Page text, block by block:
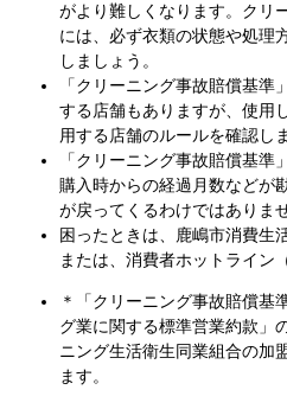
がより難しくなります。クリ
には、必ず衣類の状態や処理
しましょう。
「クリーニング事故賠償基
する店舗もありますが、使用
用する店舗のルールを確認し
「クリーニング事故賠償基準
購入時からの経過月数などが
が戻ってくるわけではありませ
困ったときは、鹿嶋市消費生
または、消費者ホットライン
＊「クリーニング事故賠償基
グ業に関する標準営業約款」
ニング生活衛生同業組合の加
ます。